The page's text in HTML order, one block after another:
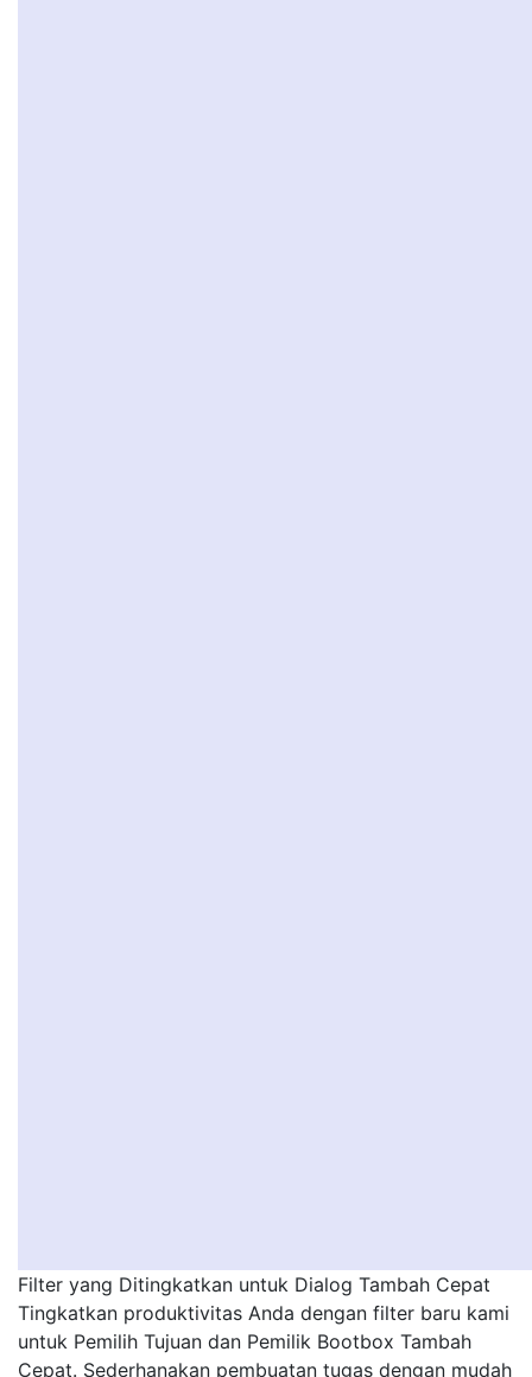
Filter yang Ditingkatkan untuk Dialog Tambah Cepat
Tingkatkan produktivitas Anda dengan filter baru kami
untuk Pemilih Tujuan dan Pemilik Bootbox Tambah
Cepat. Sederhanakan pembuatan tugas dengan mudah